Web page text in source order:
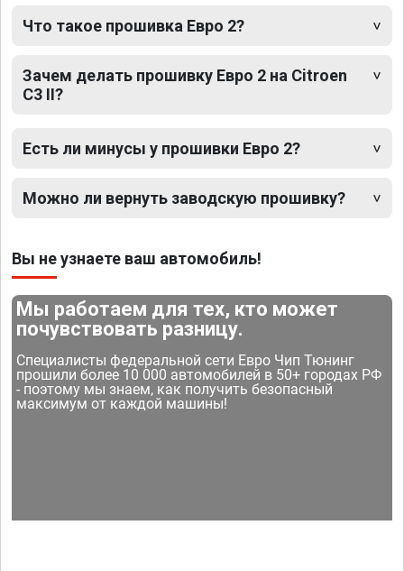
Что такое прошивка Евро 2?
Зачем делать прошивку Евро 2 на Citroen
C3 II?
Есть ли минусы у прошивки Евро 2?
Можно ли вернуть заводскую прошивку?
Вы не узнаете ваш автомобиль!
Мы работаем для тех, кто может
почувствовать разницу.
Специалисты федеральной сети Евро Чип Тюнинг
прошили более 10 000 автомобилей в 50+ городах РФ
- поэтому мы знаем, как получить безопасный
максимум от каждой машины!